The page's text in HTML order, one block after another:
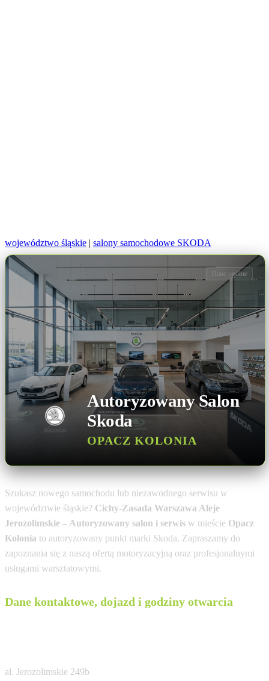
województwo śląskie | salony samochodowe SKODA
Autoryzowany Salon
Skoda
OPACZ KOLONIA
Dane ogólne
Szukasz nowego samochodu lub niezawodnego serwisu w
województwie śląskie? Cichy-Zasada Warszawa Aleje
Jerozolimskie – Autoryzowany salon i serwis w mieście Opacz
Kolonia to autoryzowany punkt marki Skoda. Zapraszamy do
zapoznania się z naszą ofertą motoryzacyjną oraz profesjonalnymi
usługami warsztatowymi.
Dane kontaktowe, dojazd i godziny otwarcia
al. Jerozolimskie 249b